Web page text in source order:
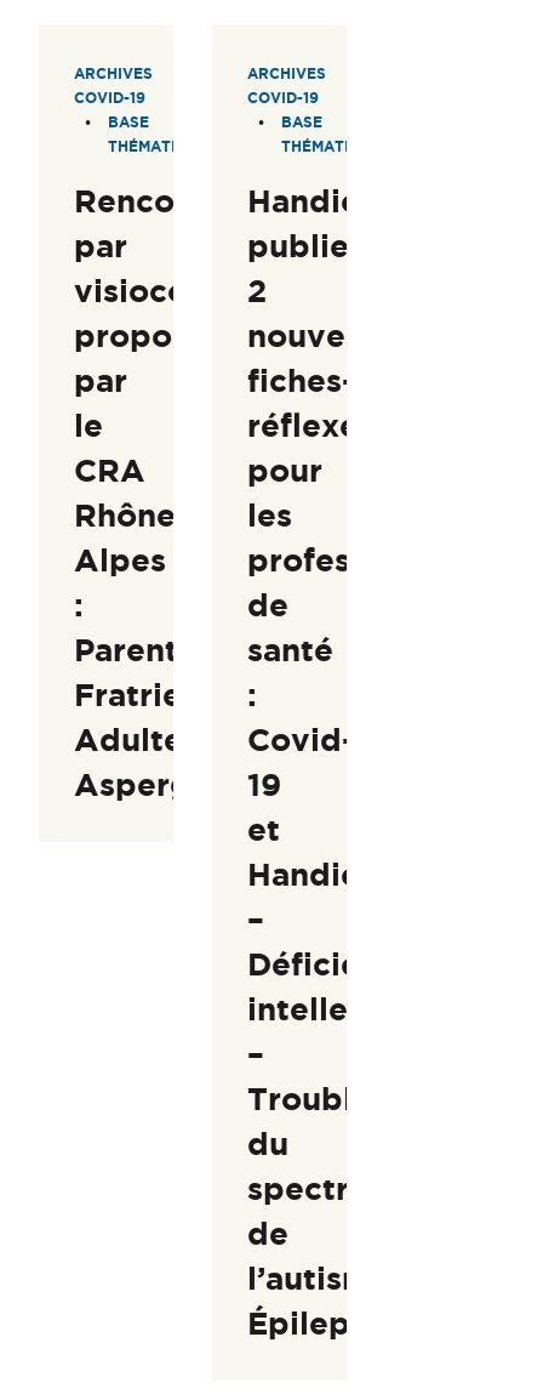
ARCHIVES
COVID-19
BASE
THÉMATIQUE
Rencontres
par
visioconférences
proposées
par
le
CRA
Rhône-
Alpes
:
Parents,
Fratries,
Adultes
Asperger
ARCHIVES
COVID-19
BASE
THÉMATIQUE
Handiconnect.fr
publie
2
nouvelles
fiches-
réflexes
pour
les
professionnels
de
santé
:
Covid-
19
et
Handicap
–
Déficience
intellectuelle
–
Trouble
du
spectre
de
l’autisme-
Épilepsie